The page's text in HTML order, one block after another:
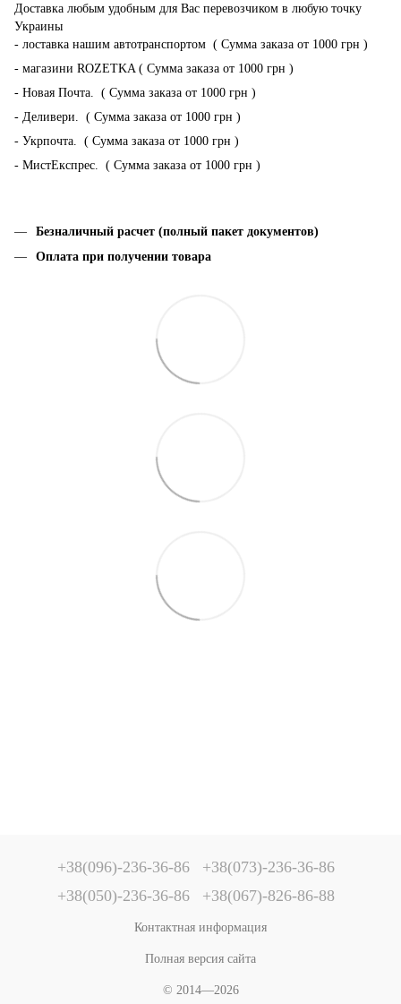
Доставка любым удобным для Вас перевозчиком в любую точку
Украины
- лоставка нашим автотранспортом ( Сумма заказа от 1000 грн )
- магазини ROZETKA ( Сумма заказа от 1000 грн )
- Новая Почта. ( Сумма заказа от 1000 грн )
- Деливери. ( Сумма заказа от 1000 грн )
- Укрпочта. ( Сумма заказа от 1000 грн )
- МистЕкспрес. ( Сумма заказа от 1000 грн )
Безналичный расчет (полный пакет документов)
Оплата при получении товара
+38(096)-236-36-86
+38(073)-236-36-86
+38(050)-236-36-86
+38(067)-826-86-88
Контактная информация
Полная версия сайта
© 2014—2026